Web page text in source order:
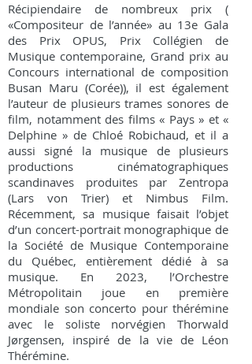
Récipiendaire de nombreux prix (
«Compositeur de l’année» au 13e Gala
des Prix OPUS, Prix Collégien de
Musique contemporaine, Grand prix au
Concours international de composition
Busan Maru (Corée)), il est également
l’auteur de plusieurs trames sonores de
film, notamment des films « Pays » et «
Delphine » de Chloé Robichaud, et il a
aussi signé la musique de plusieurs
productions cinématographiques
scandinaves produites par Zentropa
(Lars von Trier) et Nimbus Film.
Récemment, sa musique faisait l’objet
d’un concert-portrait monographique de
la Société de Musique Contemporaine
du Québec, entièrement dédié à sa
musique. En 2023, l’Orchestre
Métropolitain joue en première
mondiale son concerto pour thérémine
avec le soliste norvégien Thorwald
Jørgensen, inspiré de la vie de Léon
Thérémine.